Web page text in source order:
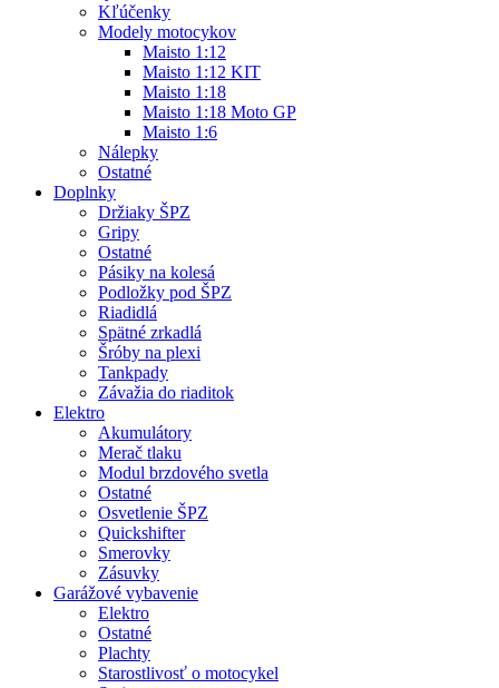
Kľúčenky
Modely motocykov
Maisto 1:12
Maisto 1:12 KIT
Maisto 1:18
Maisto 1:18 Moto GP
Maisto 1:6
Nálepky
Ostatné
Doplnky
Držiaky ŠPZ
Gripy
Ostatné
Pásiky na kolesá
Podložky pod ŠPZ
Riadidlá
Spätné zrkadlá
Šróby na plexi
Tankpady
Závažia do riaditok
Elektro
Akumulátory
Merač tlaku
Modul brzdového svetla
Ostatné
Osvetlenie ŠPZ
Quickshifter
Smerovky
Zásuvky
Garážové vybavenie
Elektro
Ostatné
Plachty
Starostlivosť o motocykel